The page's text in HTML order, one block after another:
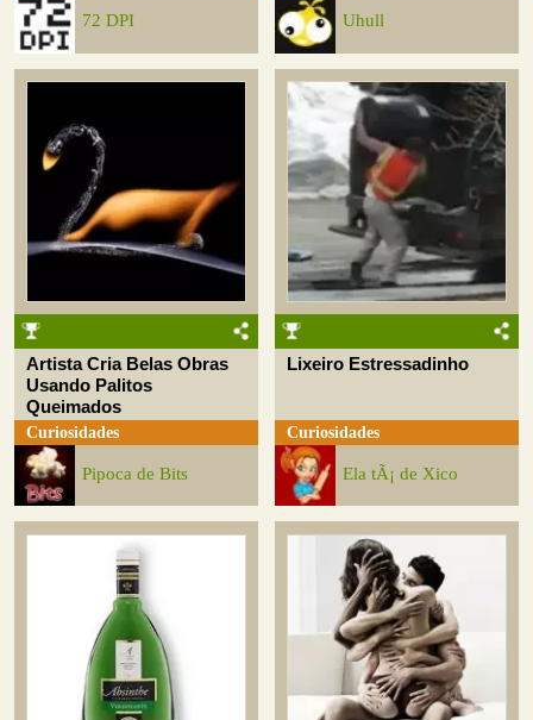
72 DPI Uhull
Artista Cria Belas Obras
Usando Palitos
Queimados
Curiosidades
Pipoca de Bits
Lixeiro Estressadinho
Curiosidades
Ela tÃ¡ de Xico